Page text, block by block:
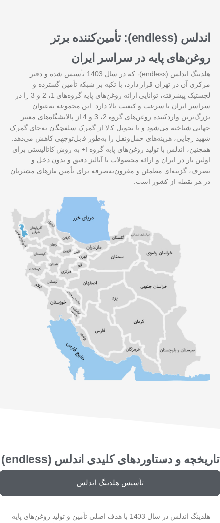
اندلس (endless): تأمین‌کننده برتر
روغن‌های پایه در سراسر ایران
هلدینگ اندلس (endless)، که در سال 1403 تأسیس شده و دفتر
مرکزی آن در تهران قرار دارد، با تکیه بر شبکه تأمین گسترده و
لجستیک پیشرفته، توانایی ارائه روغن‌های پایه گروه‌های 1، 2 و 3 را در
سراسر ایران با سرعت و کیفیت بالا دارد. این مجموعه به‌عنوان
بزرگ‌ترین واردکننده روغن‌های گروه 2، 3 و 4 از پالایشگاه‌های معتبر
جهانی شناخته می‌شود و با تحویل کالا از گمرک سلفچگان به‌جای گمرک
شهید رجایی، هزینه‌های حمل‌ونقل را به‌طور قابل‌توجهی کاهش می‌دهد.
همچنین، اندلس با تولید روغن‌های پایه گروه I+ به روش کاتالیستی برای
اولین بار در ایران و ارائه محصولات با آنالیز دقیق و بدون دخل و
تصرف، گزینه‌ای مطمئن و مقرون‌به‌صرفه برای تأمین نیازهای مشتریان
در هر نقطه از کشور است.
تاریخچه و دستاوردهای کلیدی اندلس (endless)
تأسیس هلدینگ اندلس
هلدینگ اندلس در سال 1403 با هدف اصلی تأمین و تولید روغن‌های پایه